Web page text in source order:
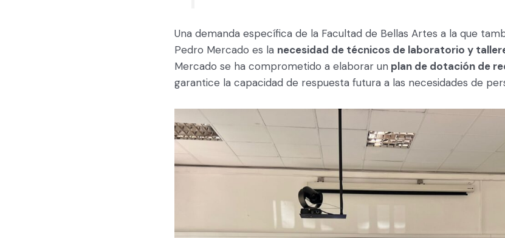
Una demanda específica de la Facultad de Bellas Artes a la que
Pedro Mercado es la necesidad de técnicos de laboratorio y
Mercado se ha comprometido a elaborar un plan de dotación de
garantice la capacidad de respuesta futura a las necesidades de